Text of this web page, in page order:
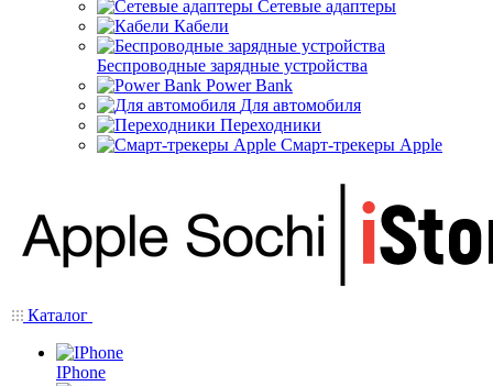
Сетевые адаптеры
Кабели
Беспроводные зарядные устройства
Power Bank
Для автомобиля
Переходники
Смарт-трекеры Apple
Каталог
IPhone